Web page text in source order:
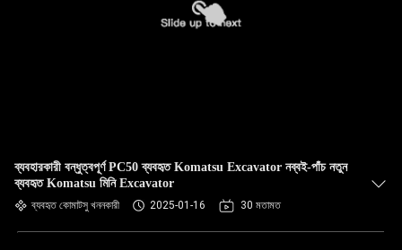
ব্যবহারকারী বন্ধুত্বপূর্ণ PC50 ব্যবহৃত Komatsu Excavator নব্বই-পাঁচ নতুন
ব্যবহৃত Komatsu মিনি Excavator
ব্যবহৃত কোমাটসু খননকারী 2025-01-16 30 মতামত